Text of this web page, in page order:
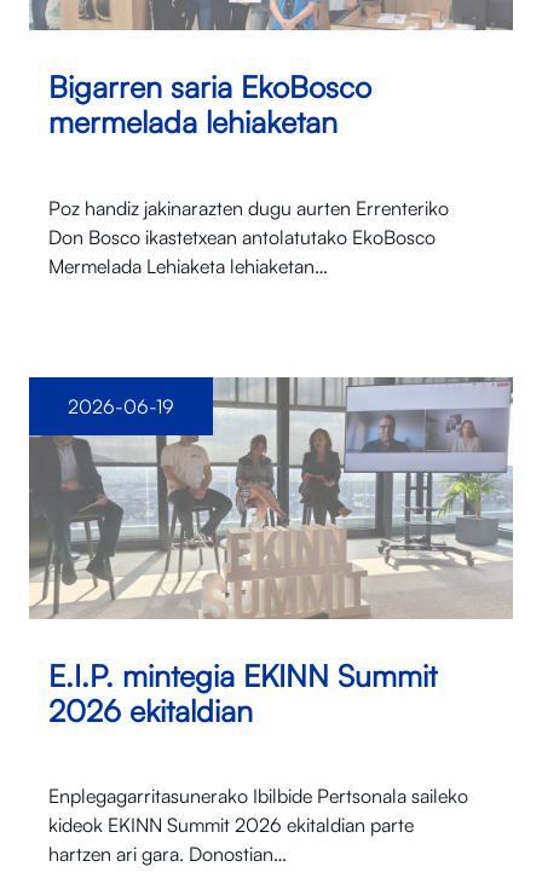
Bigarren saria EkoBosco
mermelada lehiaketan
Poz handiz jakinarazten dugu aurten Errenteriko
Don Bosco ikastetxean antolatutako EkoBosco
Mermelada Lehiaketa lehiaketan…
E.I.P. mintegia EKINN Summit
2026 ekitaldian
Enplegagarritasunerako Ibilbide Pertsonala saileko
kideok EKINN Summit 2026 ekitaldian parte
hartzen ari gara. Donostian…
2026-06-19